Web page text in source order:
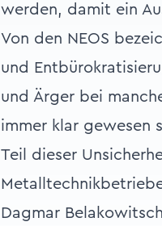
werden, damit ein
Von den NEOS
und
und Ärger bei
immer klar gewesen
Teil dieser
Dagmar